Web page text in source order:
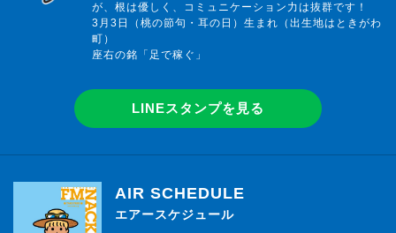
が、根は優しく、コミュニケーション力は抜群です！
3月3日（桃の節句・耳の日）生まれ（出生地はときがわ
町）
座右の銘「足で稼ぐ」
LINEスタンプを見る
AIR SCHEDULE
エアースケジュール